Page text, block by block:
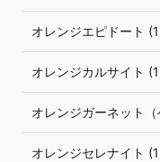
オレンジエピドート
オレンジカルサイト
オレンジガーネット
オレンジセレナイト